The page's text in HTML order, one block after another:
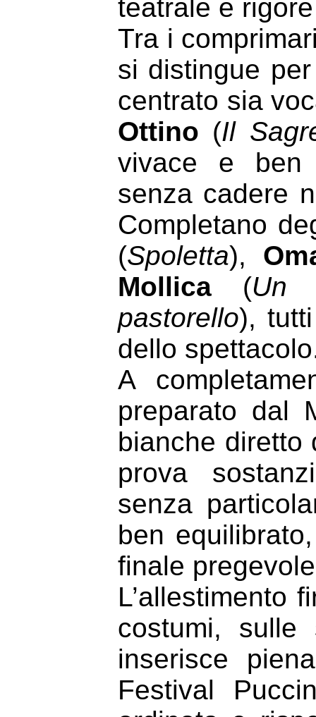
teatrale e
Tra i
si distingue
centrato sia
Ottino (Il
vivace e ben
senza cadere
Completano
(Spoletta),
Mollica (Un
pastorello),
dello
A
preparato dal
bianche diretto
prova
senza
ben
finale
L’allestimento
costumi,
inserisce
Festival